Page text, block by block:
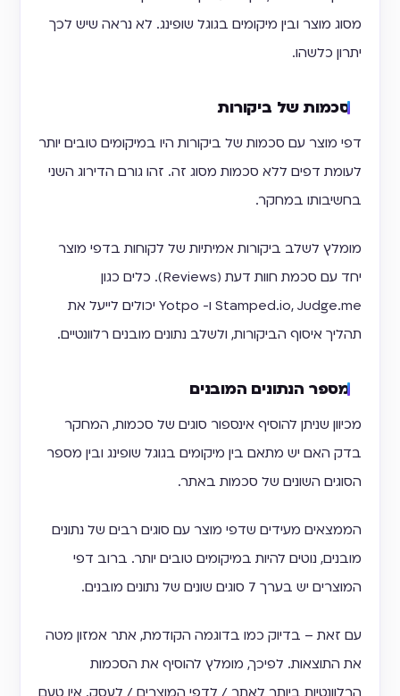
מסוג מוצר ובין מיקומים בגוגל שופינג. לא נראה שיש לכך
יתרון כלשהו.
סכמות של ביקורות
דפי מוצר עם סכמות של ביקורות היו במיקומים טובים יותר
לעומת דפים ללא סכמות מסוג זה. זהו גורם הדירוג השני
בחשיבותו במחקר.
מומלץ לשלב ביקורות אמיתיות של לקוחות בדפי מוצר
יחד עם סכמת חוות דעת (Reviews). כלים כגון
Stamped.io, Judge.me ו- Yotpo יכולים לייעל את
תהליך איסוף הביקורות, ולשלב נתונים מובנים רלוונטיים.
מספר הנתונים המובנים
מכיוון שניתן להוסיף אינספור סוגים של סכמות, המחקר
בדק האם יש מתאם בין מיקומים בגוגל שופינג ובין מספר
הסוגים השונים של סכמות באתר.
הממצאים מעידים שדפי מוצר עם סוגים רבים של נתונים
מובנים, נוטים להיות במיקומים טובים יותר. ברוב דפי
המוצרים יש בערך 7 סוגים שונים של נתונים מובנים.
עם זאת – בדיוק כמו בדוגמה הקודמת, אתר אמזון מטה
את התוצאות. לפיכך, מומלץ להוסיף את הסכמות
הרלוונטיות ביותר לאתר / לדפי המוצרים / לעסק. אין טעם